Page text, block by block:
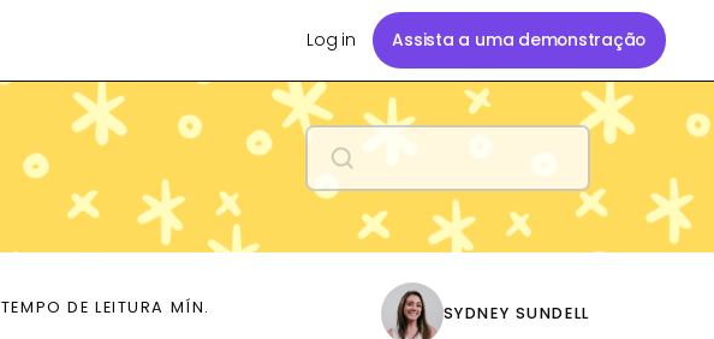
Log in Assista a uma demonstração
TEMPO DE LEITURA MÍN. SYDNEY SUNDELL